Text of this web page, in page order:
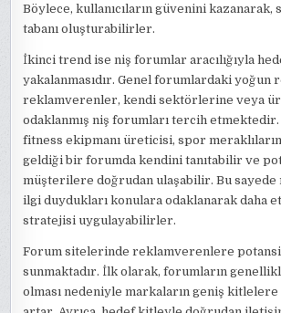
Böylece, kullanıcıların güvenini kazanarak,
tabanı oluşturabilirler.
İkinci trend ise niş forumlar aracılığıyla
yakalanmasıdır. Genel forumlardaki yoğun
reklamverenler, kendi sektörlerine veya
odaklanmış niş forumları tercih
fitness ekipmanı üreticisi, spor
geldiği bir forumda kendini tanıtabilir ve
müşterilere doğrudan ulaşabilir. Bu
ilgi duydukları konulara odaklanarak daha
stratejisi uygulayabilirler.
Forum sitelerinde reklamverenlere
sunmaktadır. İlk olarak, forumların
olması nedeniyle markaların geniş kitlelere